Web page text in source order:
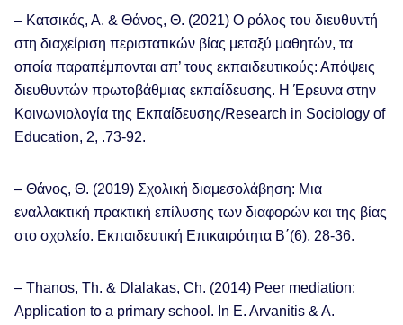
– Κατσικάς, Α. & Θάνος, Θ. (2021) Ο ρόλος του διευθυντή
στη διαχείριση περιστατικών βίας μεταξύ μαθητών, τα
οποία παραπέμπονται απ’ τους εκπαιδευτικούς: Απόψεις
διευθυντών πρωτοβάθμιας εκπαίδευσης. Η Έρευνα στην
Κοινωνιολογία της Εκπαίδευσης/Research in Sociology of
Education, 2, .73-92.
– Θάνος, Θ. (2019) Σχολική διαμεσολάβηση: Μια
εναλλακτική πρακτική επίλυσης των διαφορών και της βίας
στο σχολείο. Εκπαιδευτική Επικαιρότητα Β΄(6), 28-36.
– Thanos, Th. & Dlalakas, Ch. (2014) Peer mediation:
Application to a primary school. In E. Arvanitis & A.